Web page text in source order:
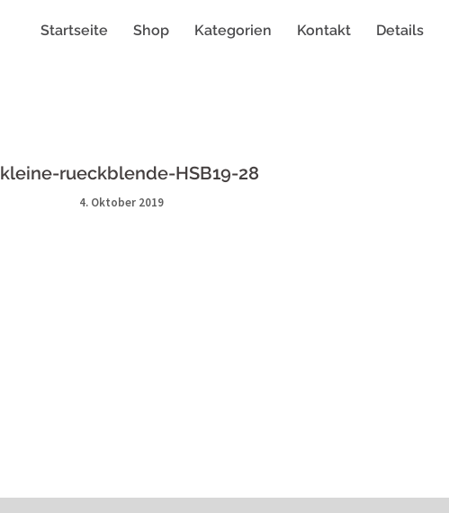
Startseite Shop Kategorien Kontakt Details
kleine-rueckblende-HSB19-28
4. Oktober 2019